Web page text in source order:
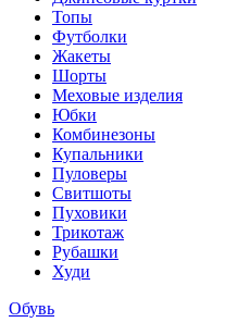
Топы
Футболки
Жакеты
Шорты
Меховые изделия
Юбки
Комбинезоны
Купальники
Пуловеры
Свитшоты
Пуховики
Трикотаж
Рубашки
Худи
Обувь